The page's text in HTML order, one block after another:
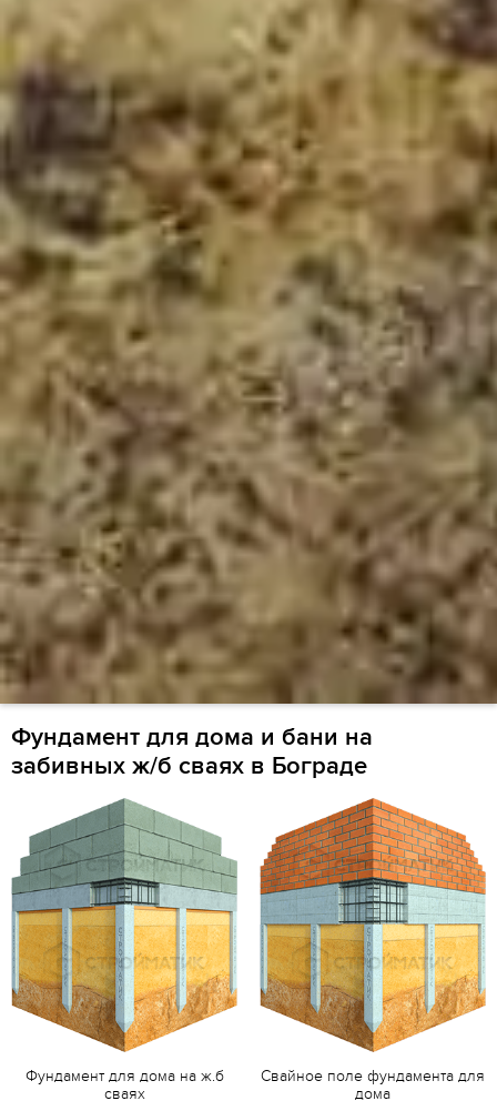
Фундамент для дома и бани на
забивных ж/б сваях в Бограде
Фундамент для дома на ж.б
сваях
Свайное поле фундамента для
дома